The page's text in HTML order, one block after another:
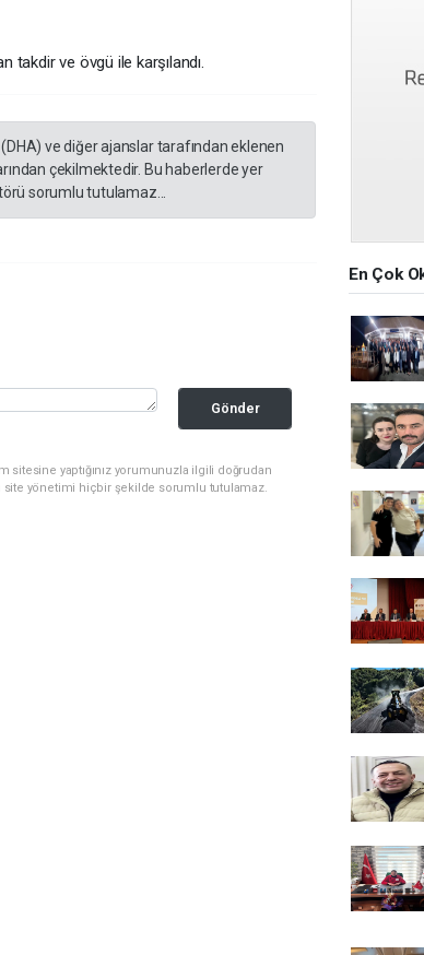
takdir ve övgü ile karşılandı.
ve diğer ajanslar tarafından eklenen
çekilmektedir. Bu haberlerde yer
sorumlu tutulamaz...
Gönder
sitesine yaptığınız yorumunuzla ilgili doğrudan
site yönetimi hiçbir şekilde sorumlu tutulamaz.
En Çok